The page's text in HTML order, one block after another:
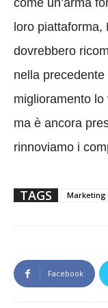
come un’arma
loro
dovrebbero
nella
miglioramento
ma è ancora
rinnoviamo i
TAGS Marketing
Facebook